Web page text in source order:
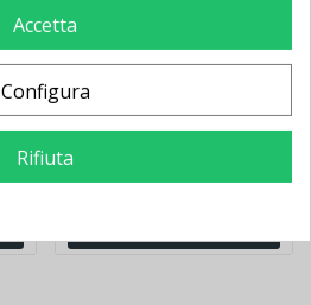
azione per palloni
14,00 € -3,08 €
Accetta
Configura
Rifiuta